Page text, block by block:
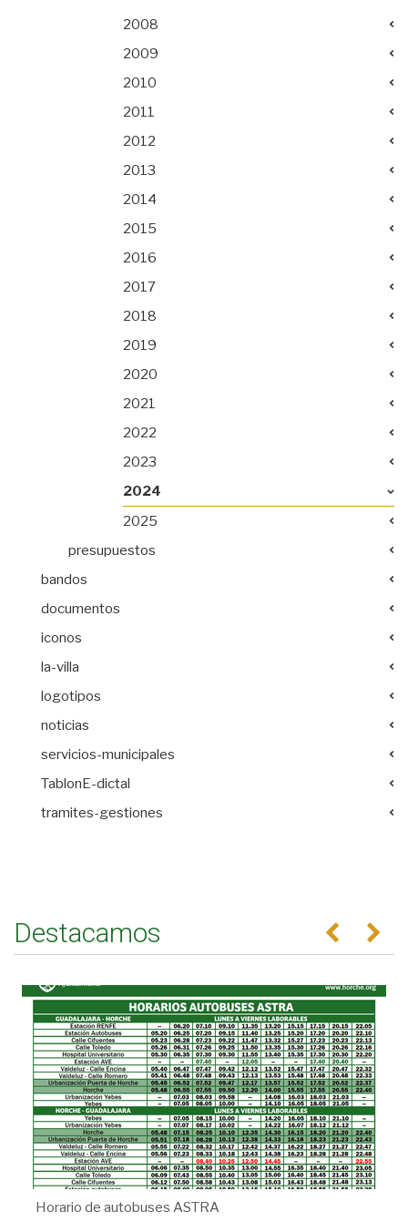
2008
2009
2010
2011
2012
2013
2014
2015
2016
2017
2018
2019
2020
2021
2022
2023
2024
2025
presupuestos
bandos
documentos
iconos
la-villa
logotipos
noticias
servicios-municipales
TablonE-dictal
tramites-gestiones
Destacamos Anterior
Horario de autobuses ASTRA